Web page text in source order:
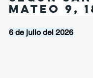
Mateo 9,
6 de julio del 2026